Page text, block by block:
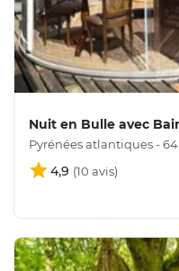
Nuit en Bulle avec
Pyrénées atlantiques - 64
4,9